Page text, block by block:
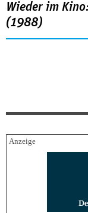
Wieder im
(1988)